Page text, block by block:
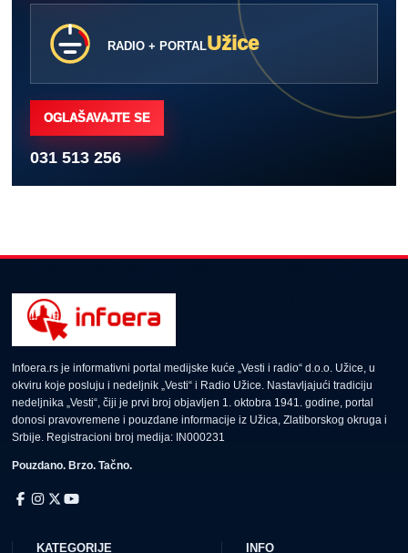
RADIO + PORTALUžice
OGLAŠAVAJTE SE
031 513 256
Infoera.rs je informativni portal medijske kuće „Vesti i radio“ d.o.o. Užice, u
okviru koje posluju i nedeljnik „Vesti“ i Radio Užice. Nastavljajući tradiciju
nedeljnika „Vesti“, čiji je prvi broj objavljen 1. oktobra 1941. godine, portal
donosi pravovremene i pouzdane informacije iz Užica, Zlatiborskog okruga i
Srbije. Registracioni broj medija: IN000231
Pouzdano. Brzo. Tačno.
KATEGORIJE INFO